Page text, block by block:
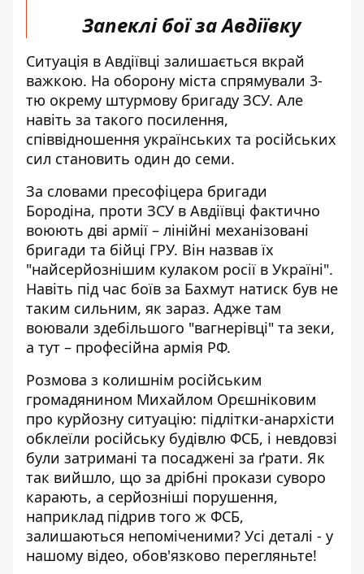
Запеклі бої за Авдіївку
Ситуація в Авдіївці залишається вкрай
важкою. На оборону міста спрямували 3-
тю окрему штурмову бригаду ЗСУ. Але
навіть за такого посилення,
співвідношення українських та російських
сил становить один до семи.
За словами пресофіцера бригади
Бородіна, проти ЗСУ в Авдіївці фактично
воюють дві армії – лінійні механізовані
бригади та бійці ГРУ. Він назвав їх
"найсерйознішим кулаком росії в Україні".
Навіть під час боїв за Бахмут натиск був не
таким сильним, як зараз. Адже там
воювали здебільшого "вагнерівці" та зеки,
а тут – професійна армія РФ.
Розмова з колишнім російським
громадянином Михайлом Орєшніковим
про курйозну ситуацію: підлітки-анархісти
обклеїли російську будівлю ФСБ, і невдовзі
були затримані та посаджені за ґрати. Як
так вийшло, що за дрібні прокази суворо
карають, а серйозніші порушення,
наприклад підрив того ж ФСБ,
залишаються непоміченими? Усі деталі - у
нашому відео, обов'язково перегляньте!